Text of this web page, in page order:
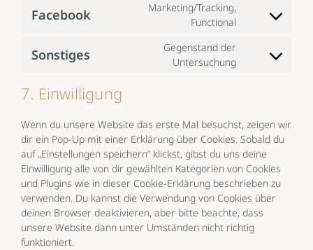
maps
service
Facebook
Marketing/Tracking,
Functional
Consent
service
Sonstiges
Gegenstand der
Untersuchung
Consent
7. Einwilligung
Wenn du unsere Website das erste Mal besuchst, zeigen wir
dir ein Pop-Up mit einer Erklärung über Cookies. Sobald du
auf „Einstellungen speichern“ klickst, gibst du uns deine
Einwilligung alle von dir gewählten Kategorien von Cookies
und Plugins wie in dieser Cookie-Erklärung beschrieben zu
verwenden. Du kannst die Verwendung von Cookies über
deinen Browser deaktivieren, aber bitte beachte, dass
unsere Website dann unter Umständen nicht richtig
funktioniert.